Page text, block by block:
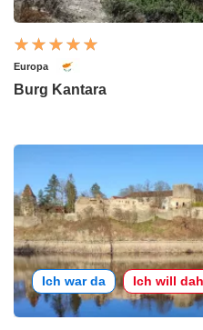
Europa
Burg Kantara
Ich war da Ich will